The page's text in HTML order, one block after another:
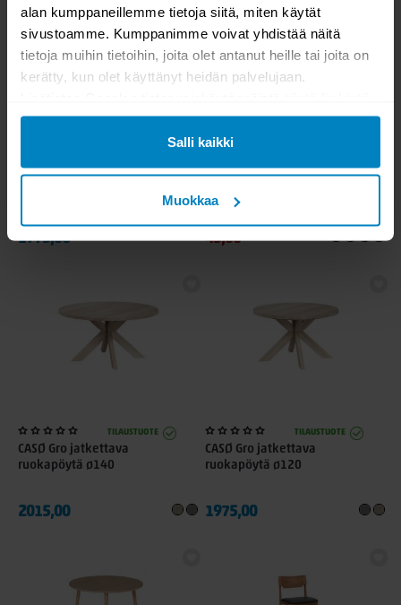
alan kumppaneillemme tietoja siitä, miten käytät
sivustoamme. Kumppanimme voivat yhdistää näitä
tietoja muihin tietoihin, joita olet antanut heille tai joita on
kerätty, kun olet käyttänyt heidän palvelujaan.
Salli kaikki
Muokkaa
Woodcraft pyöreä pöytä
1773,00
Aina edullinen
Lana jakkara
45,00
TILAUSTUOTE
CASØ Gro jatkettava
ruokapöytä ø140
2015,00
TILAUSTUOTE
CASØ Gro jatkettava
ruokapöytä ø120
1975,00